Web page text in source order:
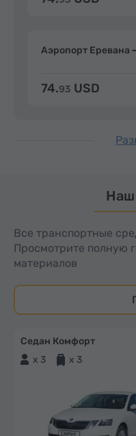
Аэропорт Еревана
74.93 USD
Наш
Все транспортные
Просмотрите полную
материалов
Седан Комфорт
x 3
x 3